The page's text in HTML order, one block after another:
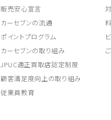
販売安心宣言
カーセブンの流通
ポイントプログラム
カーセブンの取り組み
JPUC適正買取店認定制度
顧客満足度向上の取り組み
従業員教育